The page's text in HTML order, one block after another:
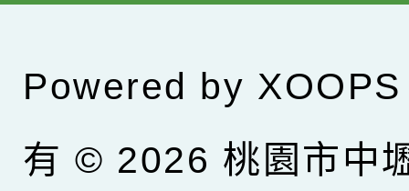
Powered by XOOPS
有 © 2026 桃園市中